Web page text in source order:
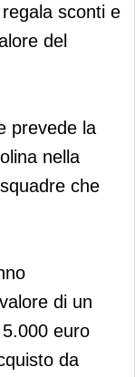
sconti e
del
prevede la
nella
che
di un
euro
da